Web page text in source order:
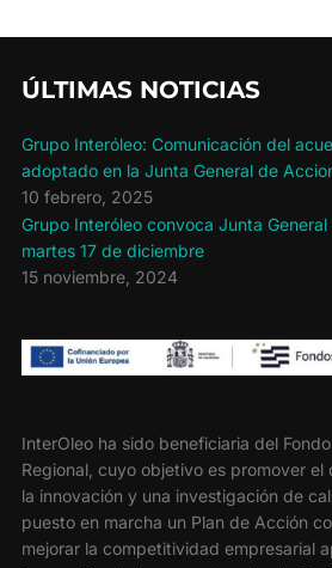
ÚLTIMAS NOTICIAS
Grupo Interóleo: Comunicación del
adoptado en la Junta General de
10 febrero, 2025
Grupo Interóleo convoca Junta
martes 17 de diciembre
15 noviembre, 2024
InterOleo ha sido beneficiaria del
Regional, cuyo objetivo es promover el
la innovación y una investigación de
puesto en marcha un Plan de Acción
mejorar la competitividad empresarial